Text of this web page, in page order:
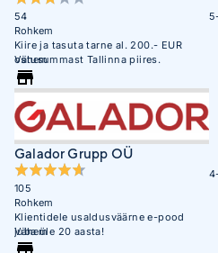
54
Rohkem
Kiire ja tasuta tarne al. 200.- EUR
ostusummast Tallinna piires.
Vähem
Galador Grupp OÜ
105
Rohkem
Klientidele usaldusväärne e-pood
juba üle 20 aasta!
Vähem